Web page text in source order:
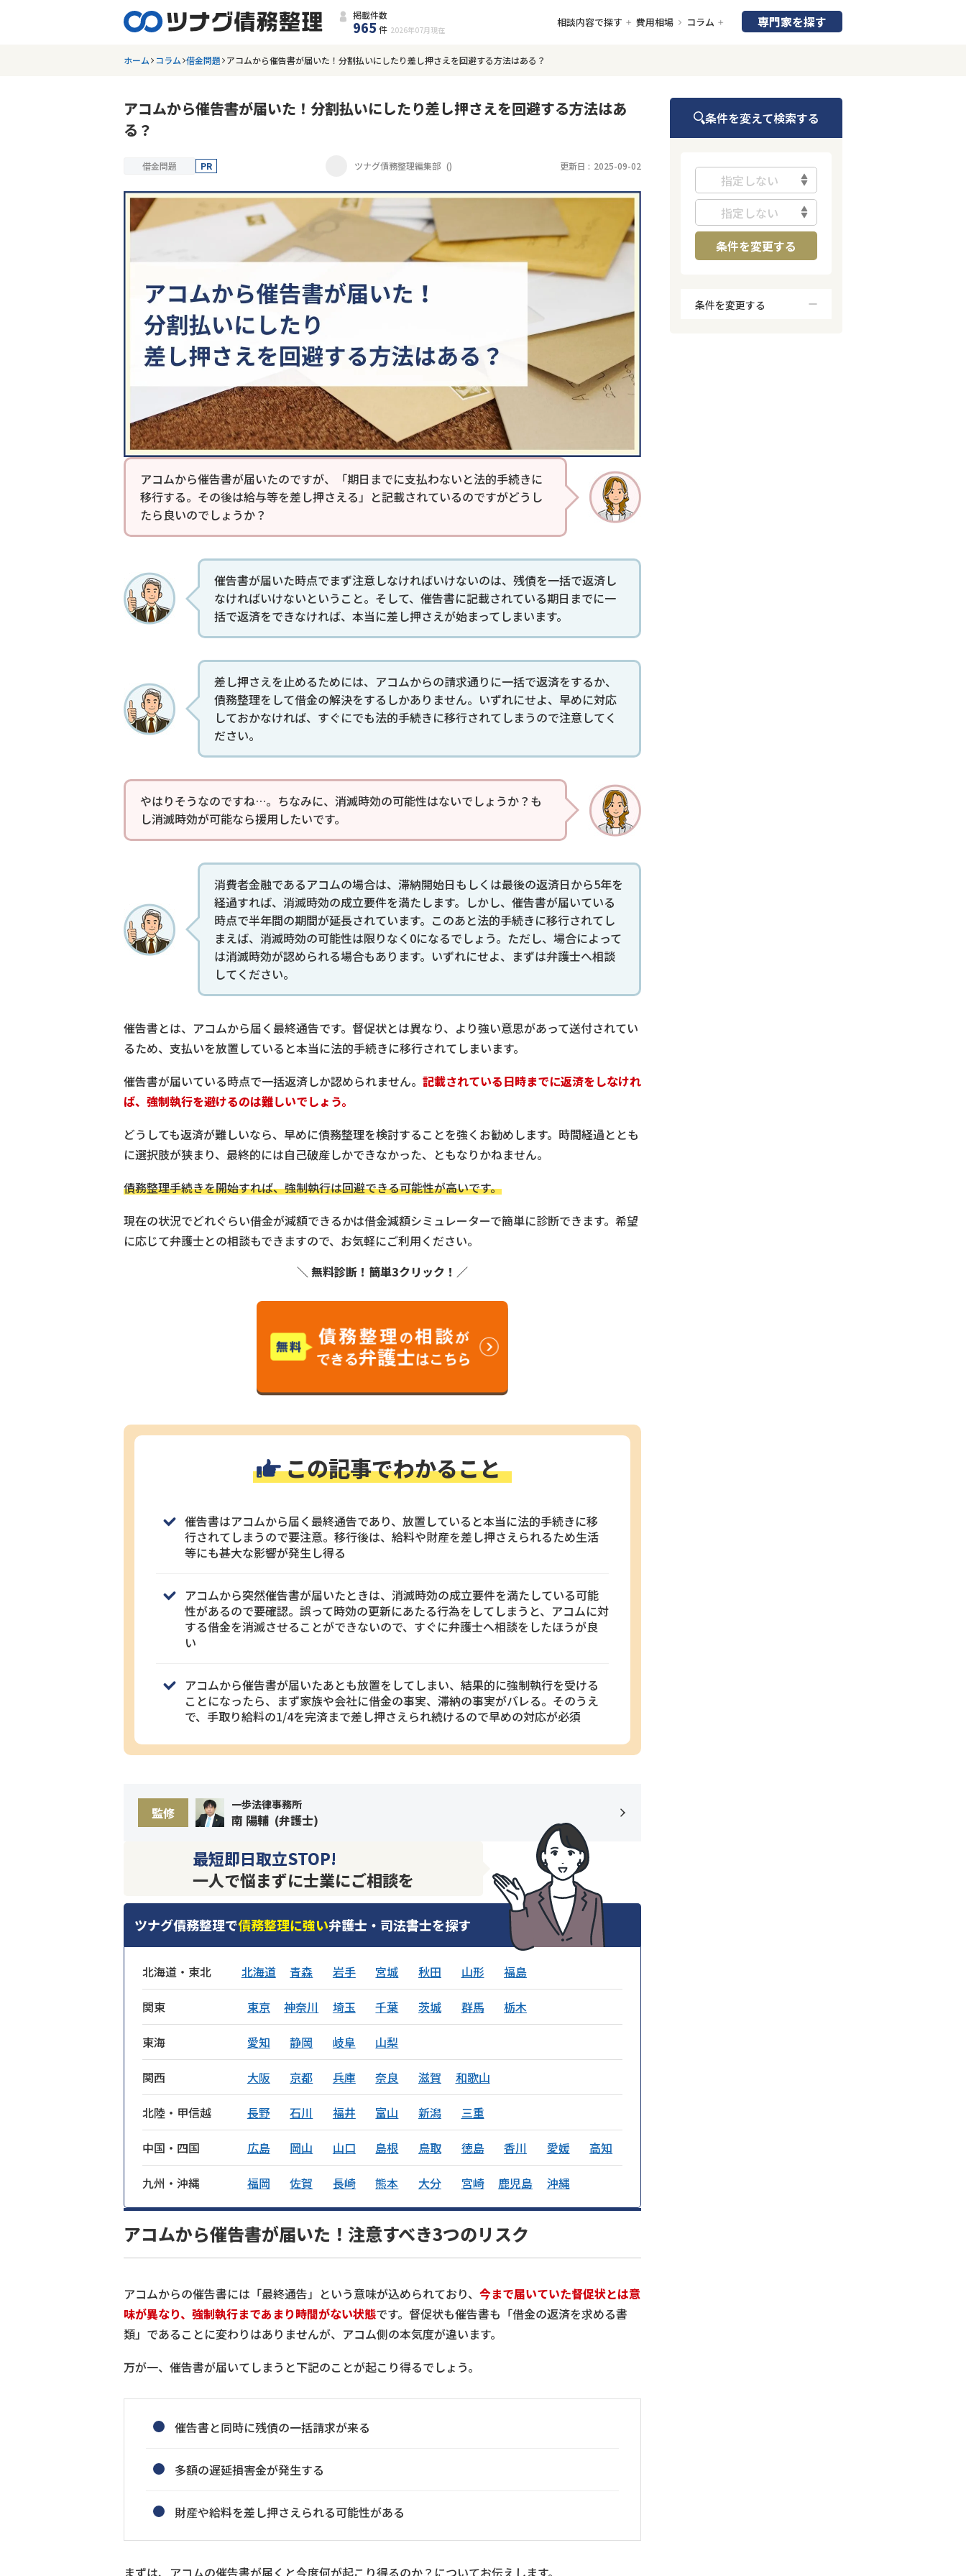
掲載件数
965 件 2026年07月 現在
相談内容で探す 費用相場 コラム 専門家を探す
ホーム コラム 借金問題 アコムから催告書が届いた！分割払いにしたり差し押さえを回避する方法はある？
アコムから催告書が届いた！分割払いにしたり差し押さえを回避する方法はあ
る？
借金問題 PR ツナグ債務整理編集部 () 更新日 : 2025-09-02
アコムから催告書が届いたのですが、「期日までに支払わないと法的手続きに
移行する。その後は給与等を差し押さえる」と記載されているのですがどうし
たら良いのでしょうか？
催告書が届いた時点でまず注意しなければいけないのは、残債を一括で返済し
なければいけないということ。そして、催告書に記載されている期日までに一
括で返済をできなければ、本当に差し押さえが始まってしまいます。
差し押さえを止めるためには、アコムからの請求通りに一括で返済をするか、
債務整理をして借金の解決をするしかありません。いずれにせよ、早めに対応
しておかなければ、すぐにでも法的手続きに移行されてしまうので注意してく
ださい。
やはりそうなのですね…。ちなみに、消滅時効の可能性はないでしょうか？も
し消滅時効が可能なら援用したいです。
消費者金融であるアコムの場合は、滞納開始日もしくは最後の返済日から5年を
経過すれば、消滅時効の成立要件を満たします。しかし、催告書が届いている
時点で半年間の期間が延長されています。このあと法的手続きに移行されてし
まえば、消滅時効の可能性は限りなく0になるでしょう。ただし、場合によって
は消滅時効が認められる場合もあります。いずれにせよ、まずは弁護士へ相談
してください。
催告書とは、アコムから届く最終通告です。督促状とは異なり、より強い意思があって送付されてい
るため、支払いを放置していると本当に法的手続きに移行されてしまいます。
催告書が届いている時点で一括返済しか認められません。 記載されている日時までに返済をしなけれ
ば、強制執行を避けるのは難しいでしょう。
どうしても返済が難しいなら、早めに債務整理を検討することを強くお勧めします。時間経過ととも
に選択肢が狭まり、最終的には自己破産しかできなかった、ともなりかねません。
債務整理手続きを開始すれば、強制執行は回避できる可能性が高いです。
現在の状況でどれぐらい借金が減額できるかは借金減額シミュレーターで簡単に診断できます。希望
に応じて弁護士との相談もできますので、お気軽にご利用ください。
＼ 無料診断！簡単3クリック！／
この記事でわかること
催告書はアコムから届く最終通告であり、放置していると本当に法的手続きに移
行されてしまうので要注意。移行後は、給料や財産を差し押さえられるため生活
等にも甚大な影響が発生し得る
アコムから突然催告書が届いたときは、消滅時効の成立要件を満たしている可能
性があるので要確認。誤って時効の更新にあたる行為をしてしまうと、アコムに対
する借金を消滅させることができないので、すぐに弁護士へ相談をしたほうが良
い
アコムから催告書が届いたあとも放置をしてしまい、結果的に強制執行を受ける
ことになったら、まず家族や会社に借金の事実、滞納の事実がバレる。そのうえ
で、手取り給料の1/4を完済まで差し押さえられ続けるので早めの対応が必須
監修 一歩法律事務所
南 陽輔 (弁護士)
最短即日取立STOP!
一人で悩まずに士業にご相談を
ツナグ債務整理で債務整理に強い弁護士・司法書士を探す
北海道・東北 北海道 青森 岩手 宮城 秋田 山形 福島
関東 東京 神奈川 埼玉 千葉 茨城 群馬 栃木
東海 愛知 静岡 岐阜 山梨
関西 大阪 京都 兵庫 奈良 滋賀 和歌山
北陸・甲信越 長野 石川 福井 富山 新潟 三重
中国・四国 広島 岡山 山口 島根 鳥取 徳島 香川 愛媛 高知
九州・沖縄 福岡 佐賀 長崎 熊本 大分 宮崎 鹿児島 沖縄
アコムから催告書が届いた！注意すべき3つのリスク
アコムからの催告書には「最終通告」という意味が込められており、 今まで届いていた督促状とは意
味が異なり、強制執行まであまり時間がない状態です。督促状も催告書も「借金の返済を求める書
類」であることに変わりはありませんが、アコム側の本気度が違います。
万が一、催告書が届いてしまうと下記のことが起こり得るでしょう。
催告書と同時に残債の一括請求が来る
多額の遅延損害金が発生する
財産や給料を差し押さえられる可能性がある
まずは、アコムの催告書が届くと今度何が起こり得るのか？についてお伝えします。
条件を変えて検索する
指定しない
指定しない
条件を変更する
条件を変更する